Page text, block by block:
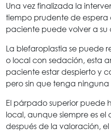
Una vez finalizada la
tiempo prudente de
paciente puede volver a su
La blefaroplastia se puede
o local con sedación, esta
paciente estar despierto y
pero sin que tenga
El párpado superior puede
local, aunque siempre es
después de la valoración,